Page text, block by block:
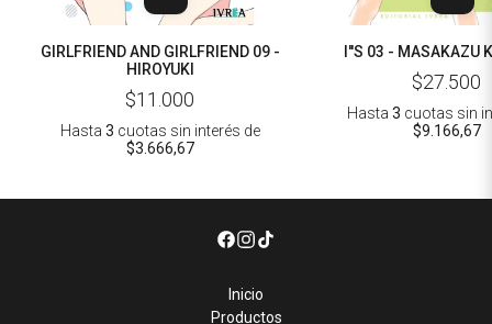
GIRLFRIEND AND GIRLFRIEND 09 -
HIROYUKI
$11.000
Hasta 3 cuotas sin interés de
$3.666,67
I''S 03 - MASAKAZU
$27.500
Hasta 3 cuotas sin
$9.166,67
Inicio
Productos